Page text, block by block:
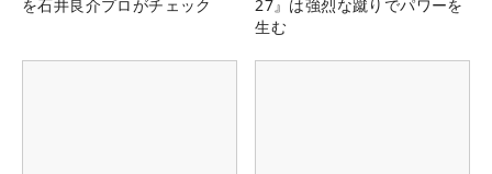
を石井良介プロがチェック
27』は強烈な蹴りでパワーを
生む